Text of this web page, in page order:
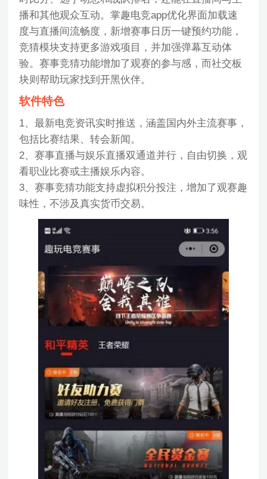
播和其他观众互动。掌趣电竞app优化界面加载速
度与直播间流畅度，新增赛事日历一键预约功能，
竞猜模块支持更多游戏项目，并加强弹幕互动体
验。赛事竞猜功能增加了观赛的参与感，而社交板
块则帮助玩家找到开黑伙伴。
软件特色
1、最新电竞资讯实时推送，涵盖国内外主流赛事，
包括比赛结果、转会新闻。
2、赛事直播与娱乐直播双通道并行，自由切换，观
看职业比赛或主播娱乐内容。
3、赛事竞猜功能支持虚拟积分投注，增加了观赛趣
味性，不涉及真实货币交易。